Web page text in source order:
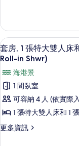
的
所
有
相
片
Tub)
的
詳
情
1
張
特
大
雙
人
床
(Mobility/
Access,
開
放
式
套
張
特
大
雙
床
顯
示
套
房,
張
大
8
套房, 1 張特大雙人
Roll-in Shwr)
海港景
1 間臥室
可容納 4 人 (依實際
1 張特大雙人床和 1
更多資訊
更